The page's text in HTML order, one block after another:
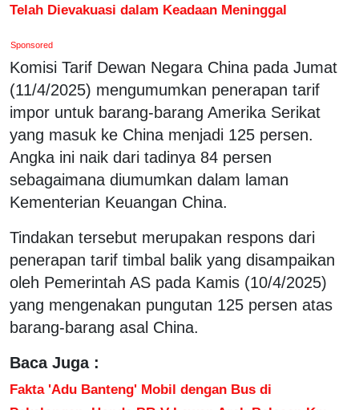
Telah Dievakuasi dalam Keadaan Meninggal
Sponsored
Komisi Tarif Dewan Negara China pada Jumat
(11/4/2025) mengumumkan penerapan tarif
impor untuk barang-barang Amerika Serikat
yang masuk ke China menjadi 125 persen.
Angka ini naik dari tadinya 84 persen
sebagaimana diumumkan dalam laman
Kementerian Keuangan China.
Tindakan tersebut merupakan respons dari
penerapan tarif timbal balik yang disampaikan
oleh Pemerintah AS pada Kamis (10/4/2025)
yang mengenakan pungutan 125 persen atas
barang-barang asal China.
Baca Juga :
Fakta 'Adu Banteng' Mobil dengan Bus di